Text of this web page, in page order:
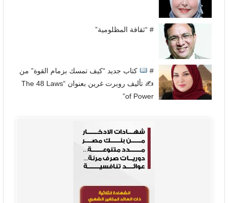
# “ثقافة المظلومية”
#
كتاب جديد “كيف تمسك بزمام القوة” من
✍
تأليف روبرت غرين بعنوان “The 48 Laws
of Power”